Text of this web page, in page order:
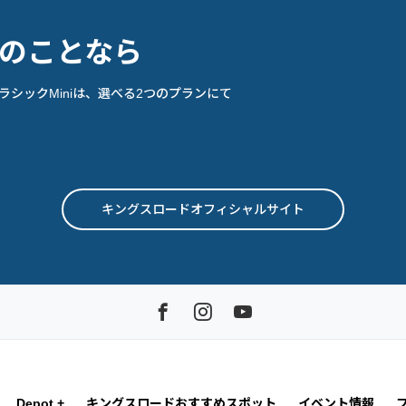
ことなら
シックMiniは、選べる2つのプランにて
キングスロードオフィシャルサイト